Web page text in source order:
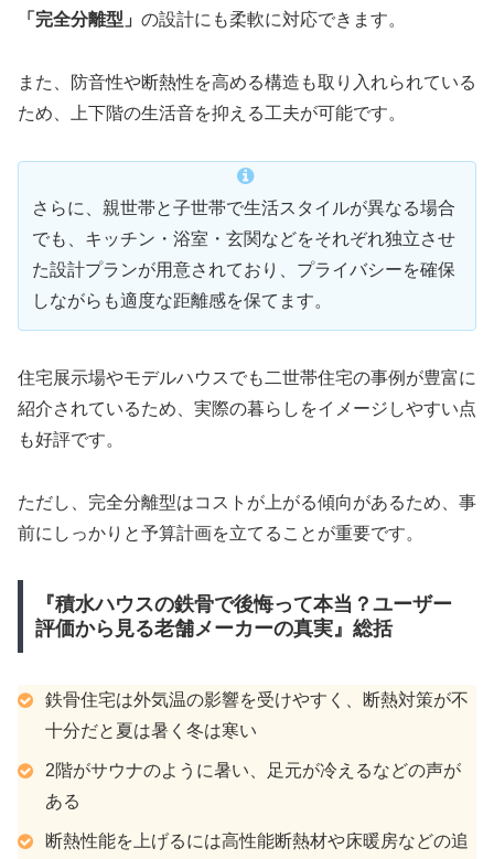
「完全分離型」 の設計にも柔軟に対応できます。
また、防音性や断熱性を高める構造も取り入れられている
ため、上下階の生活音を抑える工夫が可能です。
さらに、親世帯と子世帯で生活スタイルが異なる場合
でも、キッチン・浴室・玄関などをそれぞれ独立させ
た設計プランが用意されており、プライバシーを確保
しながらも適度な距離感を保てます。
住宅展示場やモデルハウスでも二世帯住宅の事例が豊富に
紹介されているため、実際の暮らしをイメージしやすい点
も好評です。
ただし、完全分離型はコストが上がる傾向があるため、事
前にしっかりと予算計画を立てることが重要です。
『積水ハウスの鉄骨で後悔って本当？ユーザー
評価から見る老舗メーカーの真実』総括
鉄骨住宅は外気温の影響を受けやすく、断熱対策が不
十分だと夏は暑く冬は寒い
2階がサウナのように暑い、足元が冷えるなどの声が
ある
断熱性能を上げるには高性能断熱材や床暖房などの追